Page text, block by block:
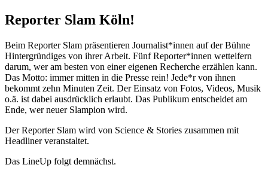
Reporter Slam Köln!
Beim Reporter Slam präsentieren Journalist*innen auf der Bühne
Hintergründiges von ihrer Arbeit. FünfReporter*innen wetteifern
darum, wer am besten von einer eigenen Recherche erzählen kann.
Das Motto: immer mitten in die Presse rein! Jede*r von ihnen
bekommt zehn Minuten Zeit. Der Einsatz von Fotos, Videos, Musik
o.ä. ist dabei ausdrücklich erlaubt. Das Publikum entscheidet am
Ende, wer neuer Slampion wird.
DerReporter Slam wird von Science & Stories zusammen mit
Headliner veranstaltet.
Das LineUp folgt demnächst.